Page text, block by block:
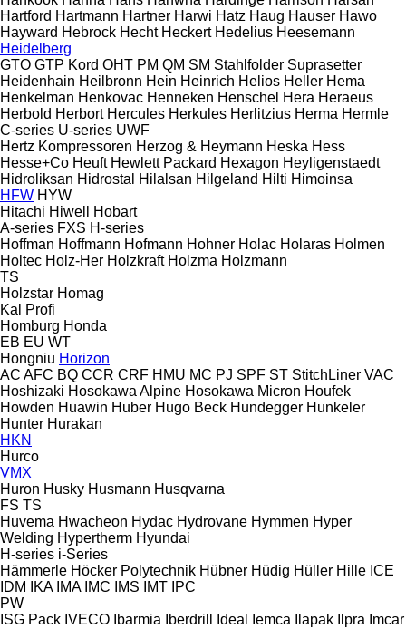
Hartford Hartmann Hartner Harwi Hatz Haug Hauser Hawo
Hayward Hebrock Hecht Heckert Hedelius Heesemann
Heidelberg
GTO GTP Kord OHT PM QM SM Stahlfolder Suprasetter
Heidenhain Heilbronn Hein Heinrich Helios Heller Hema
Henkelman Henkovac Henneken Henschel Hera Heraeus
Herbold Herbort Hercules Herkules Herlitzius Herma Hermle
C-series U-series UWF
Hertz Kompressoren Herzog & Heymann Heska Hess
Hesse+Co Heuft Hewlett Packard Hexagon Heyligenstaedt
Hidroliksan Hidrostal Hilalsan Hilgeland Hilti Himoinsa
HFW HYW
Hitachi Hiwell
Hobart
A-series FXS H-series
Hoffman Hoffmann Hofmann Hohner Holac Holaras Holmen
Holtec Holz-Her Holzkraft Holzma Holzmann
TS
Holzstar Homag
Kal
Profi
Homburg Honda
EB EU WT
Hongniu Horizon
AC AFC BQ CCR CRF HMU MC PJ SPF ST StitchLiner VAC
Hoshizaki Hosokawa Alpine Hosokawa Micron Houfek
Howden Huawin Huber Hugo Beck Hundegger Hunkeler
Hunter Hurakan
HKN
Hurco
VMX
Huron Husky Husmann Husqvarna
FS TS
Huvema Hwacheon Hydac Hydrovane Hymmen Hyper
Welding Hypertherm Hyundai
H-series i-Series
Hämmerle Höcker Polytechnik Hübner Hüdig Hüller Hille ICE
IDM
IKA IMA IMC IMS IMT IPC
PW
ISG Pack IVECO Ibarmia Iberdrill Ideal Iemca Ilapak Ilpra Imcar